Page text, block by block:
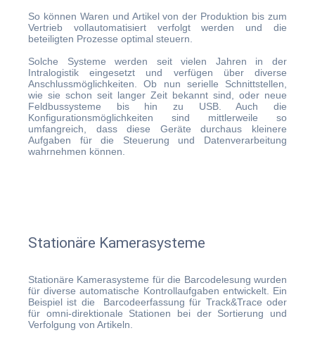
So können Waren und Artikel von der Produktion bis zum
Vertrieb vollautomatisiert verfolgt werden und die
beteiligten Prozesse optimal steuern.
Solche Systeme werden seit vielen Jahren in der
Intralogistik eingesetzt und verfügen über diverse
Anschlussmöglichkeiten. Ob nun serielle Schnittstellen,
wie sie schon seit langer Zeit bekannt sind, oder neue
Feldbussysteme bis hin zu USB. Auch die
Konfigurationsmöglichkeiten sind mittlerweile so
umfangreich, dass diese Geräte durchaus kleinere
Aufgaben für die Steuerung und Datenverarbeitung
wahrnehmen können.
Stationäre Kamerasysteme
Stationäre Kamerasysteme für die Barcodelesung wurden
für diverse automatische Kontrollaufgaben entwickelt. Ein
Beispiel ist die Barcodeerfassung für Track&Trace oder
für omni-direktionale Stationen bei der Sortierung und
Verfolgung von Artikeln.